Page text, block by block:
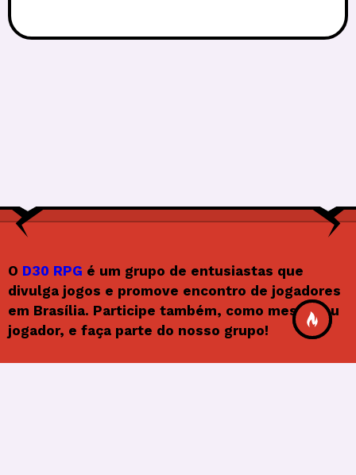
O D30 RPG é um grupo de entusiastas que
divulga jogos e promove encontro de jogadores
em Brasília. Participe também, como mestre ou
jogador, e faça parte do nosso grupo!